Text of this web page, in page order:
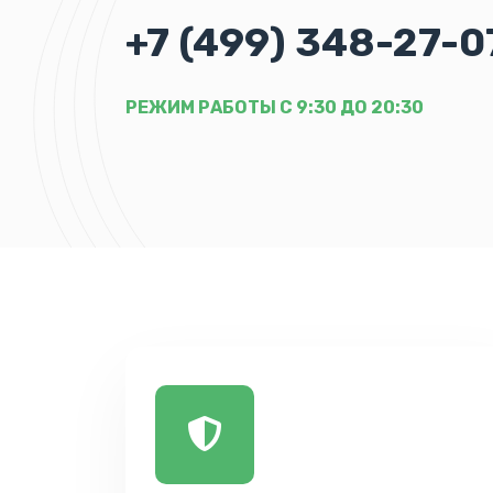
+7 (499) 348-27-
РЕЖИМ РАБОТЫ С 9:30 ДО 20:30